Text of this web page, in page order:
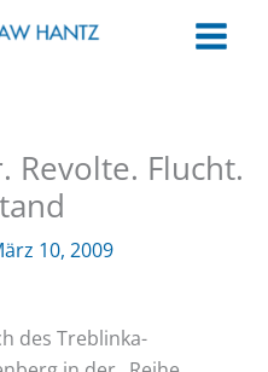
Revolte. Flucht.
10, 2009
des Treblinka-